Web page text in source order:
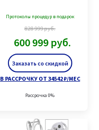
Заказать со скидкой
Протоколы процедур в подарок
828 999руб.
600 999 руб.
В РАССРОЧКУ ОТ 34542 ₽/МЕС
Рассрочка 0%